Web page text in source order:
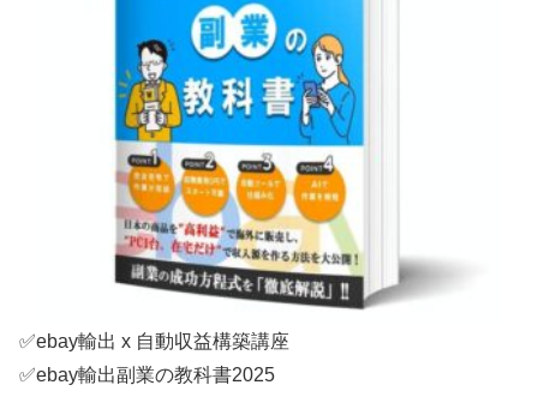
✅ebay輸出 x 自動収益構築講座
✅ebay輸出副業の教科書2025